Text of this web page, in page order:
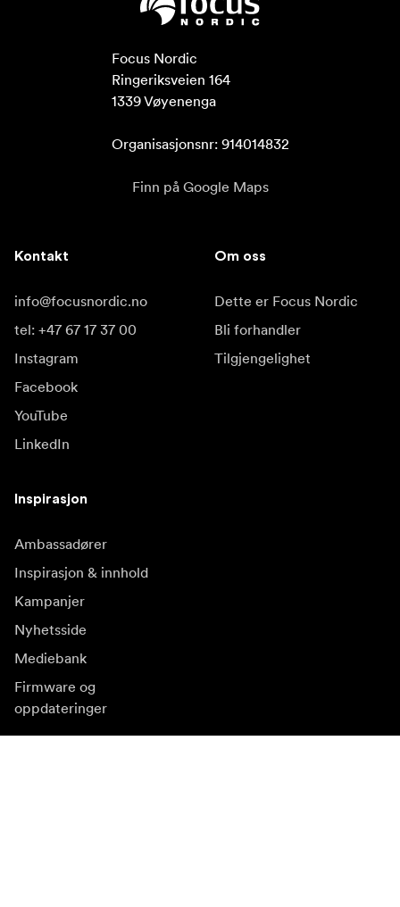
Focus Nordic
Ringeriksveien 164
1339 Vøyenenga
Organisasjonsnr: 914014832
Finn på Google Maps
Kontakt
info@focusnordic.no
tel: +47 67 17 37 00
Instagram
Facebook
YouTube
LinkedIn
Om oss
Dette er Focus Nordic
Bli forhandler
Tilgjengelighet
Inspirasjon
Ambassadører
Inspirasjon & innhold
Kampanjer
Nyhetsside
Mediebank
Firmware og
oppdateringer